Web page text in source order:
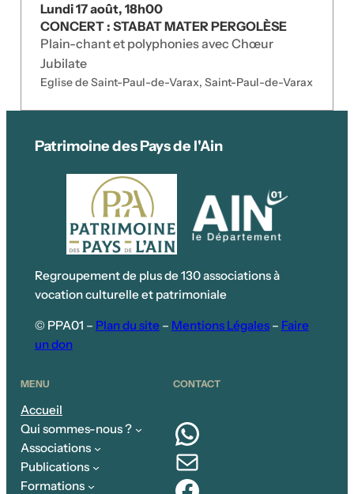
Lundi 17 août, 18h00
CONCERT : STABAT MATER PERGOLÈSE
Plain-chant et polyphonies avec Chœur
Jubilate
Eglise de Saint-Paul-de-Varax, Saint-Paul-de-Varax
Patrimoine des Pays de l'Ain
Regroupement de plus de 130 associations à
vocation culturelle et patrimoniale
© PPA01 – Plan du site – Mentions Légales– Faire
un don
MENU
Accueil
Qui sommes-nous ?
Associations
Publications
Formations
CONTACT
WhatsApp
E-mail